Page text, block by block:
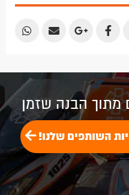
Share
Share
Share
Share
מתוך הבנה שזמן
השותפים שלנו!